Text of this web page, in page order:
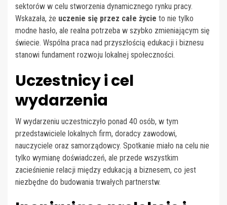
sektorów w celu stworzenia dynamicznego rynku pracy.
Wskazała, że uczenie się przez całe życie to nie tylko
modne hasło, ale realna potrzeba w szybko zmieniającym się
świecie. Wspólna praca nad przyszłością edukacji i biznesu
stanowi fundament rozwoju lokalnej społeczności.
Uczestnicy i cel
wydarzenia
W wydarzeniu uczestniczyło ponad 40 osób, w tym
przedstawiciele lokalnych firm, doradcy zawodowi,
nauczyciele oraz samorządowcy. Spotkanie miało na celu nie
tylko wymianę doświadczeń, ale przede wszystkim
zacieśnienie relacji między edukacją a biznesem, co jest
niezbędne do budowania trwałych partnerstw.